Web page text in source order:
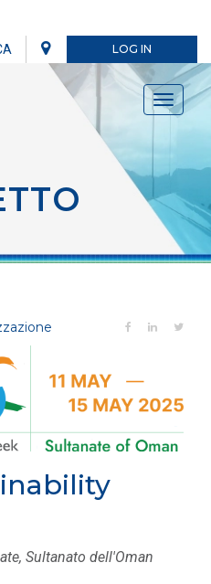
LOG IN
Toggle
Sultanato dell'Oman